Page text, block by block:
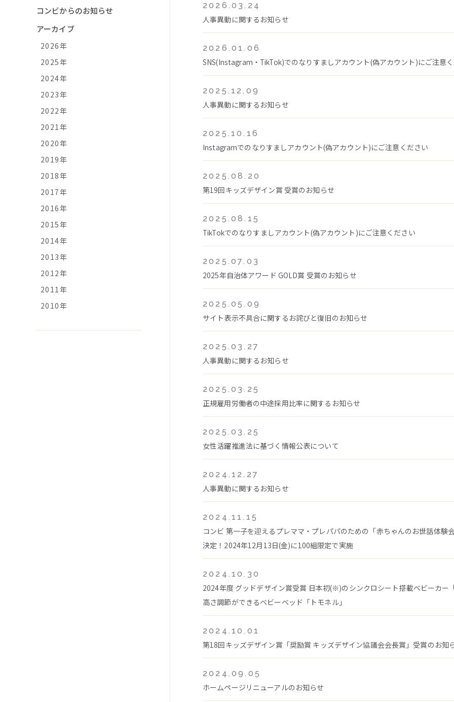
2026.03.24
人事異動に関するお知らせ
2026.01.06
SNS(Instagram・TikTok)でのなりすましアカウント(偽アカウント)にご注意
2025.12.09
人事異動に関するお知らせ
2025.10.16
Instagramでのなりすましアカウント(偽アカウント)にご注意ください
2025.08.20
第19回キッズデザイン賞 受賞のお知らせ
2025.08.15
TikTokでのなりすましアカウント(偽アカウント)にご注意ください
2025.07.03
2025年自治体アワード GOLD賞 受賞のお知らせ
2025.05.09
サイト表示不具合に関するお詫びと復旧のお知らせ
2025.03.27
人事異動に関するお知らせ
2025.03.25
正規雇用労働者の中途採用比率に関するお知らせ
2025.03.25
女性活躍推進法に基づく情報公表について
2024.12.27
人事異動に関するお知らせ
2024.11.15
コンビ 第一子を迎えるプレママ・プレパパのための「赤ちゃんのお世話体験
決定！2024年12月13日(金)に100組限定で実施
2024.10.30
2024年度 グッドデザイン賞受賞 日本初(※)のシンクロシート搭載ベビーカー
高さ調節ができるベビーベッド「トモネル」
2024.10.01
第18回キッズデザイン賞「奨励賞 キッズデザイン協議会会長賞」受賞のお知
2024.09.05
ホームページリニューアルのお知らせ
コンビからのお知らせ
アーカイブ
2026年
2025年
2024年
2023年
2022年
2021年
2020年
2019年
2018年
2017年
2016年
2015年
2014年
2013年
2012年
2011年
2010年